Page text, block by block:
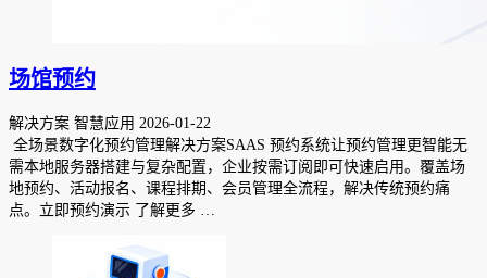
场馆预约
解决方案 智慧应用 2026-01-22
全场景数字化预约管理解决方案SAAS 预约系统让预约管理更智能无
需本地服务器搭建与复杂配置，企业按需订阅即可快速启用。覆盖场
地预约、活动报名、课程排期、会员管理全流程，解决传统预约痛
点。立即预约演示 了解更多 …